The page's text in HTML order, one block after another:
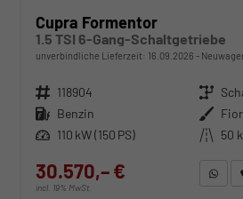
Cupra Formentor
1.5 TSI 6-Gang-Schaltgetriebe
unverbindliche Lieferzeit: 16.09.2026
Fahrzeugnr. 118904 Getriebe
Kraftstoff Benzin Außenfarbe
Leistung 110 kW (150 PS) Kilometerstand 50
30.570,– €
incl. 19% MwSt.